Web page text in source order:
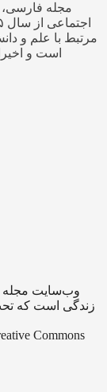
مجله فارسی،
مرتبط با علم و
است و
وب‌سایت مجله
زندگی است که
Commons